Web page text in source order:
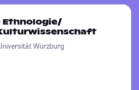
Ethnologie/
Würzburg